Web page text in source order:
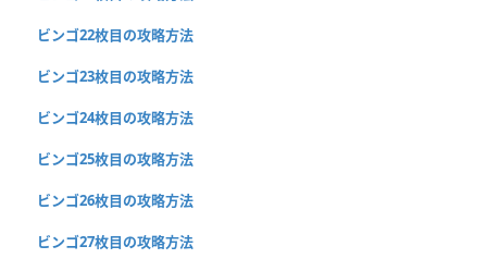
ビンゴ22枚目の攻略方法
ビンゴ23枚目の攻略方法
ビンゴ24枚目の攻略方法
ビンゴ25枚目の攻略方法
ビンゴ26枚目の攻略方法
ビンゴ27枚目の攻略方法